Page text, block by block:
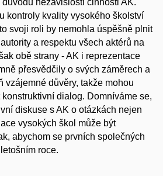
kontroly kvality vysokého školství
svoji roli by nemohla úspěšně plnit
a respektu všech aktérů na
obě strany - AK i reprezentace
přesvědčily o svých záměrech a
vzájemné důvěry, takže mohou
dialog. Domníváme se,
diskuse s AK o otázkách nejen
vysokých škol může být
abychom se prvních společných
roce.